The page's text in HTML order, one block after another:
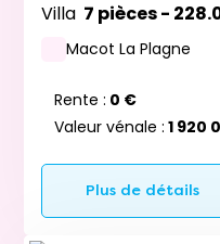
Villa 7 pièces -
Macot La Plagne
Rente : 0 €
Valeur vénale : 1 920
Plus de détails